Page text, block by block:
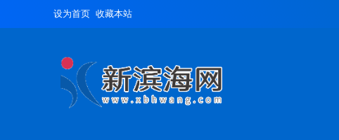
设为首页 收藏本站